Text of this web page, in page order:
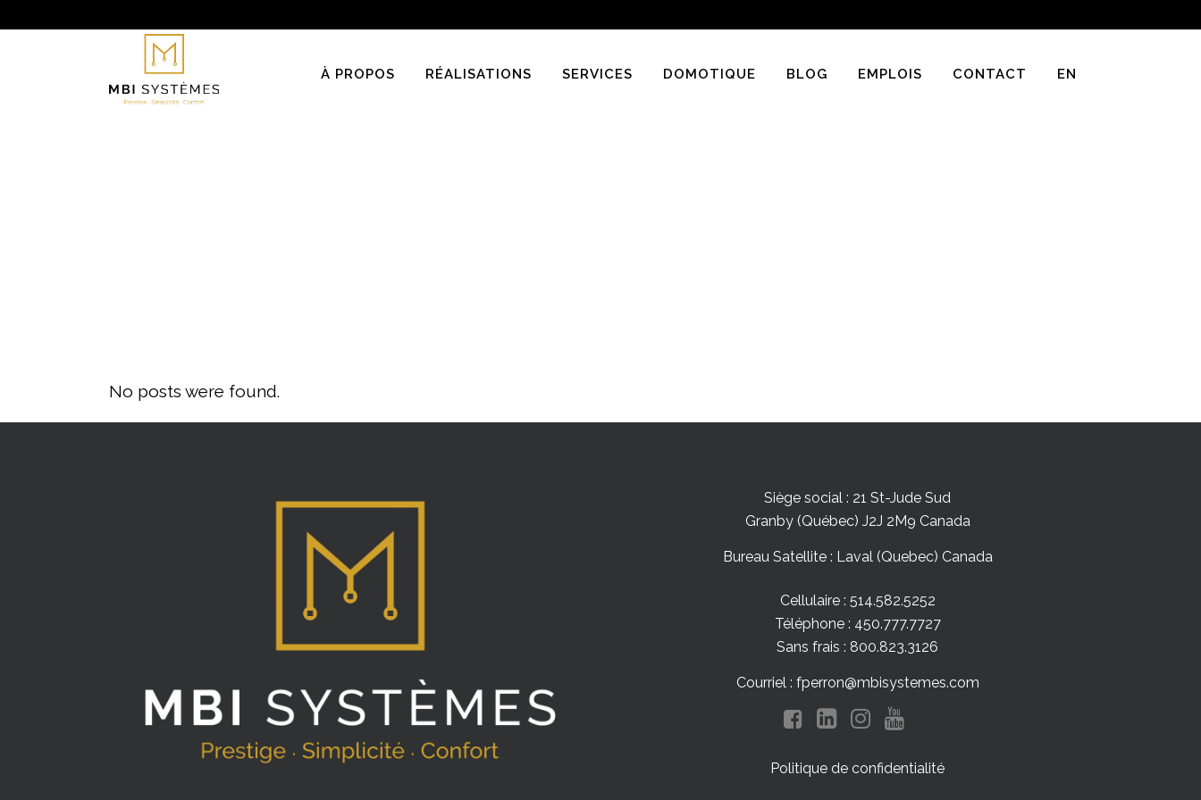
À PROPOS RÉALISATIONS SERVICES DOMOTIQUE BLOG EMPLOIS CONTACT EN
No posts were found.
Siège social : 21 St-Jude Sud
Granby (Québec) J2J 2M9 Canada
Bureau Satellite : Laval (Quebec) Canada
Cellulaire : 514.582.5252
Téléphone : 450.777.7727
Sans frais : 800.823.3126
Courriel : fperron@mbisystemes.com
Politique de confidentialité